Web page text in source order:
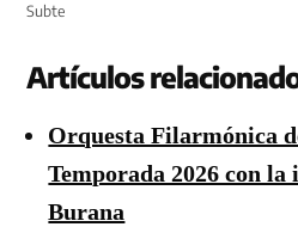
Subte
Artículos
Orquesta Filarmónica
Temporada 2026 con
Burana